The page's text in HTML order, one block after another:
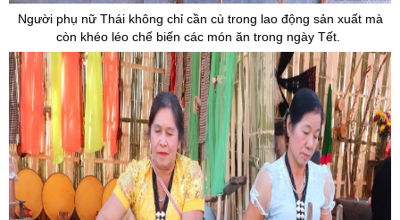
Người phụ nữ Thái không chỉ cần cù trong lao động sản xuất mà
còn khéo léo chế biến các món ăn trong ngày Tết.